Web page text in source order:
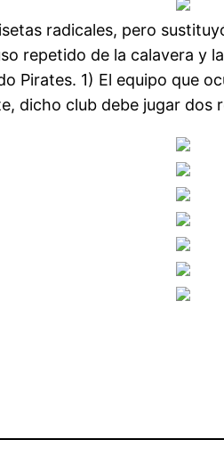
radicales, pero
repetido de la calavera y
Pirates. 1) El equipo que
dicho club debe jugar dos